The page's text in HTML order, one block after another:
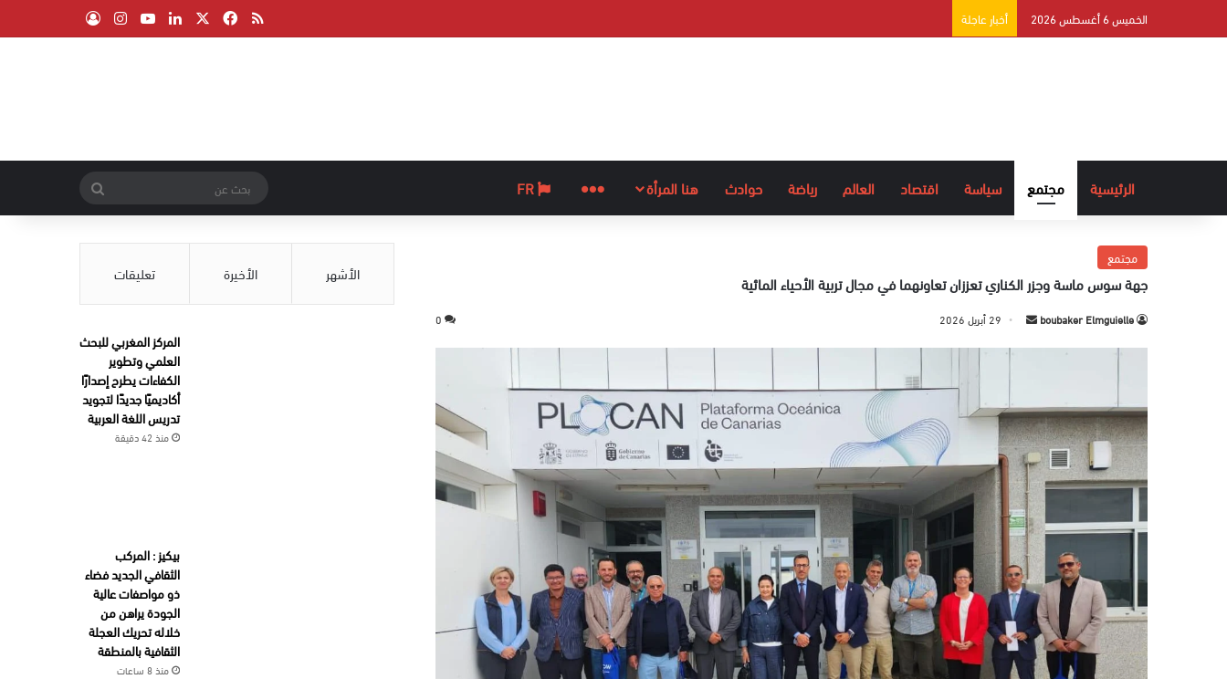
الخميس 6 أغسطس 2026 أخبار عاجلة ملخص الموقع RSS
فيسبوك لينكدإن ‫YouTube
انستقرام
الرئيسية مجتمع سياسة اقتصاد العالم رياضة حوادث هنا المرأة المزيد
عن
مجتمع
جهة سوس ماسة وجزر الكناري تعززان تعاونهما في مجال تربية الأحياء المائية
boubaker Elmguielle
ب
ر
ي
د
ا
إ
ل
ك
ت
ر
ن
29 أبريل 2026 0
الأشهر الأخيرة تعليقات
المركز المغربي للبحث
العلمي وتطوير
الكفاءات يطرح إصدارًا
أكاديميًا جديدًا لتجويد
تدريس اللغة العربية
منذ 42 دقيقة
بيكيز : المركب
الثقافي الجديد فضاء
ذو مواصفات عالية
الجودة يراهن من
خلاله تحريك العجلة
الثقافية بالمنطقة
منذ 8 ساعات